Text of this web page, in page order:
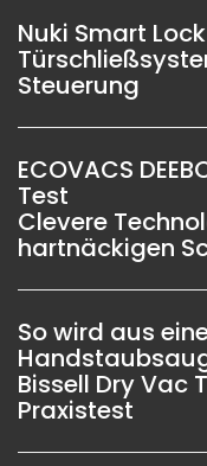
Nuki Smart
Steuerung
ECOVACS
Test
Clevere
hartnäckigen
So wird aus
Bissell Dry Vac
Praxistest